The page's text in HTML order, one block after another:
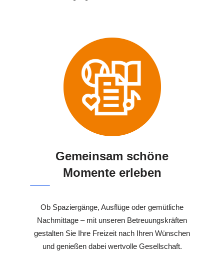
Gemeinsam schöne
Momente erleben
Ob Spaziergänge, Ausflüge oder gemütliche
Nachmittage – mit unseren Betreuungskräften
gestalten Sie Ihre Freizeit nach Ihren Wünschen
und genießen dabei wertvolle Gesellschaft.